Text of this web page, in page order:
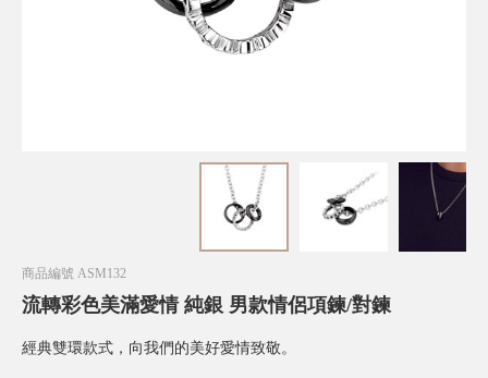
商品編號 ASM132
流轉彩色美滿愛情 純銀 男款情侶項鍊/對鍊
經典雙環款式，向我們的美好愛情致敬。